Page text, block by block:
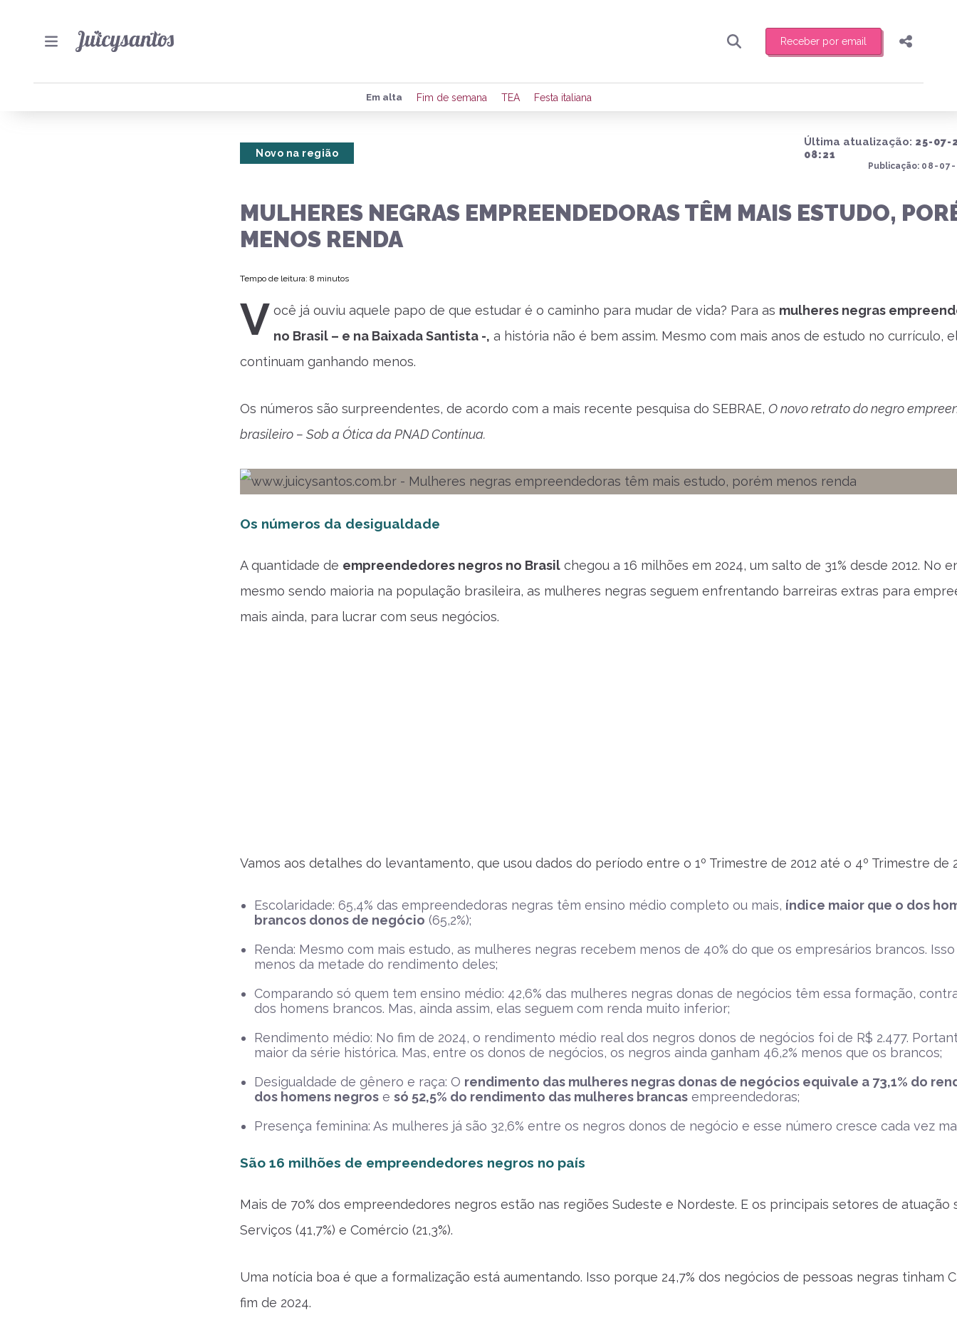
Receber por email
Preencha seus dados para receber toda sexta-feira de manhã o resumo
de eventos e notícias da região.
Compartilhar
Enviar por Whatsapp
Publicar no X
Em alta Fim de semana TEA Festa italiana
Última atualização: 25-07-
08:21
Publicação: 08-07-
Novo na região
MULHERES NEGRAS EMPREENDEDORAS TÊM MAIS ESTUDO,
MENOS RENDA
Tempo de leitura: 8 minutos
V ocê já ouviu aquele papo de que estudar é o caminho para mudar de vida? Para as mulheres negras
no Brasil – e na Baixada Santista -, a história não é bem assim. Mesmo com mais anos de estudo no currículo,
continuam ganhando menos.
Os números são surpreendentes, de acordo com a mais recente pesquisa do SEBRAE, O novo retrato do negro
brasileiro – Sob a Ótica da PNAD Contínua.
Os números da desigualdade
A quantidade de empreendedores negros no Brasil chegou a 16 milhões em 2024, um salto de 31% desde 2012. No
mesmo sendo maioria na população brasileira, as mulheres negras seguem enfrentando barreiras extras para
mais ainda, para lucrar com seus negócios.
Vamos aos detalhes do levantamento, que usou dados do período entre o 1º Trimestre de 2012 até o 4º Trimestre de
Escolaridade: 65,4% das empreendedoras negras têm ensino médio completo ou mais, índice maior que o dos
brancos donos de negócio (65,2%);
Renda: Mesmo com mais estudo, as mulheres negras recebem menos de 40% do que os empresários brancos.
menos da metade do rendimento deles;
Comparando só quem tem ensino médio: 42,6% das mulheres negras donas de negócios têm essa formação,
dos homens brancos. Mas, ainda assim, elas seguem com renda muito inferior;
Rendimento médio: No fim de 2024, o rendimento médio real dos negros donos de negócios foi de R$ 2.477.
maior da série histórica. Mas, entre os donos de negócios, os negros ainda ganham 46,2% menos que os brancos;
Desigualdade de gênero e raça: O rendimento das mulheres negras donas de negócios equivale a 73,1% do
dos homens negros e só 52,5% do rendimento das mulheres brancas empreendedoras;
Presença feminina: As mulheres já são 32,6% entre os negros donos de negócio e esse número cresce cada vez
São 16 milhões de empreendedores negros no país
Mais de 70% dos empreendedores negros estão nas regiões Sudeste e Nordeste. E os principais setores de atuação
Serviços (41,7%) e Comércio (21,3%).
Uma notícia boa é que a formalização está aumentando. Isso porque 24,7% dos negócios de pessoas negras tinham
fim de 2024.